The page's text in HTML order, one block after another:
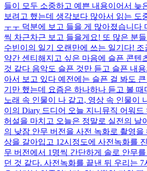
들이 모두 소중하고 예쁜 내용이어서 늦
보려고 했는데 생각보다 많아서 읽는 도
ㅜㅜ 덕분에 보고 들을 게 많아졌습니다
씩 차근차근 보고 들을게요! 또 많은 분
수빈이의 일기 오랜만에 쓰는 일기다!
약간 센티해지고 싶은 마음에 슬픈 콘텐
것 같다 음악도 슬픈 것만 듣고 슬픈 내
아서 보고 있다 예전에는 슬픈 걸 봐도
기만 했는데 요즘은 하나하나 듣고 볼
노래 속 인물이 나 같고, 영상 속 인물이
이의 Diary 드디어 오늘 지니뮤직 어워드
허설을 마치고 오늘은 정말로 실전의 날
의 낮잠 안무 버전을 사전 녹화로 촬영을
상을 갈아입고 12시정도에 사전녹화를
무 버전에서 1명씩 간단하게 솔로 안무
던 것 같다. 사전녹화를 끝낸 뒤 우리는 7